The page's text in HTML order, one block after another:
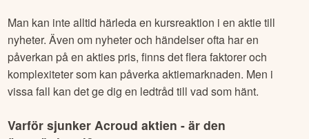
Man kan inte alltid härleda en kursreaktion i en aktie till
nyheter. Även om nyheter och händelser ofta har en
påverkan på en akties pris, finns det flera faktorer och
komplexiteter som kan påverka aktiemarknaden. Men i
vissa fall kan det ge dig en ledtråd till vad som hänt.
Varför sjunker Acroud aktien - är den